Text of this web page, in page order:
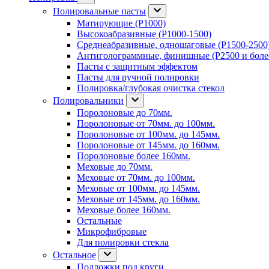
Полировальные пасты
Матирующие (P1000)
Высокоабразивные (P1000-1500)
Среднеабразивные, одношаговые (P1500-
Антиголограммные, финишные (P2500 и
Пасты с защитным эффектом
Пасты для ручной полировки
Полировка/глубокая очистка стекол
Полировальники
Поролоновые до 70мм.
Поролоновые от 70мм. до 100мм.
Поролоновые от 100мм. до 145мм.
Поролоновые от 145мм. до 160мм.
Поролоновые более 160мм.
Меховые до 70мм.
Меховые от 70мм. до 100мм.
Меховые от 100мм. до 145мм.
Меховые от 145мм. до 160мм.
Меховые более 160мм.
Остальные
Микрофибровые
Для полировки стекла
Остальное